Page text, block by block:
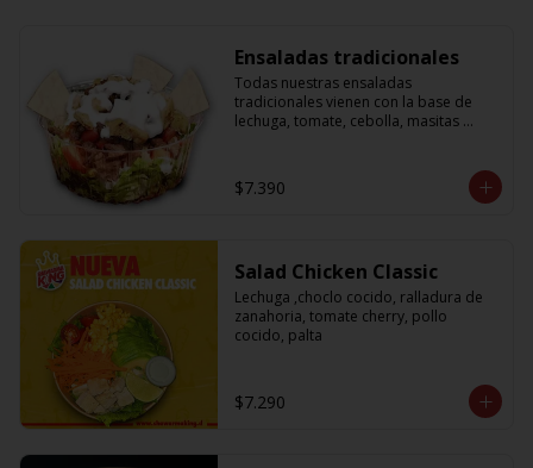
Ensaladas tradicionales
Todas nuestras ensaladas
tradicionales vienen con la base de
lechuga, tomate, cebolla, masitas
proteína que más te guste.
$7.390
Salad Chicken Classic
Lechuga ,choclo cocido, ralladura de
zanahoria, tomate cherry, pollo
cocido, palta
$7.290